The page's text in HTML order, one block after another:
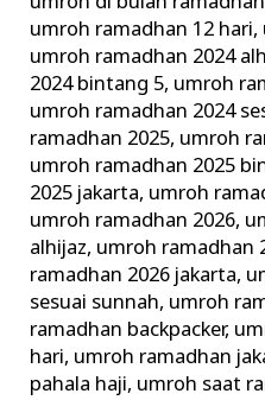
umroh ramadhan 12 hari,
umroh ramadhan 2024
2024 bintang 5, umroh
umroh ramadhan 2024
ramadhan 2025, umroh
umroh ramadhan 2025
2025 jakarta, umroh
umroh ramadhan 2026,
alhijaz, umroh ramadhan
ramadhan 2026 jakarta,
sesuai sunnah, umroh
ramadhan backpacker,
hari, umroh ramadhan
pahala haji, umroh saat